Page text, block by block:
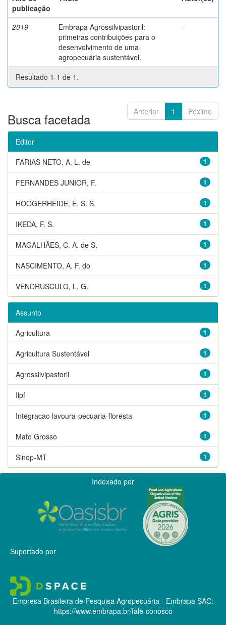
publicação
2019
Embrapa Agrossilvipastoril:
primeiras contribuições para o
desenvolvimento de uma
agropecuária sustentável.
-
Resultado 1-1 de 1.
Anterior 1 Póximo
Busca facetada
Editor
1
FARIAS NETO, A. L. de
1
FERNANDES JUNIOR, F.
1
HOOGERHEIDE, E. S. S.
1
IKEDA, F. S.
1
MAGALHÃES, C. A. de S.
1
NASCIMENTO, A. F. do
1
VENDRUSCULO, L. G.
Assunto
1
Agricultura
1
Agricultura Sustentável
1
Agrossilvipastoril
1
Ilpf
1
Integracao lavoura-pecuaria-floresta
1
Mato Grosso
1
Sinop-MT
Indexado por
Suportado por
Empresa Brasileira de Pesquisa Agropecuária - Embrapa SAC:
https://www.embrapa.br/fale-conosco